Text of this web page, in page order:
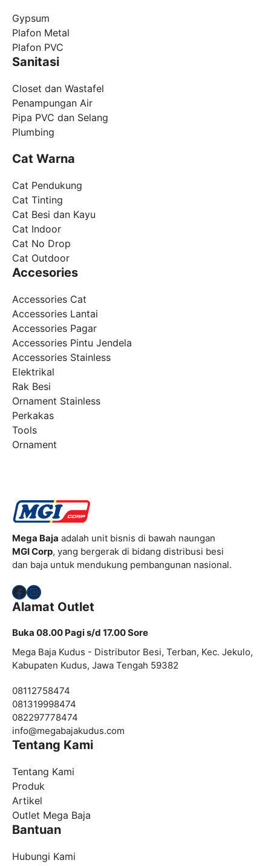
Gypsum
Plafon Metal
Plafon PVC
Sanitasi
Closet dan Wastafel
Penampungan Air
Pipa PVC dan Selang
Plumbing
Cat Warna
Cat Pendukung
Cat Tinting
Cat Besi dan Kayu
Cat Indoor
Cat No Drop
Cat Outdoor
Accesories
Accessories Cat
Accessories Lantai
Accessories Pagar
Accessories Pintu Jendela
Accessories Stainless
Elektrikal
Rak Besi
Ornament Stainless
Perkakas
Tools
Ornament
Mega Baja adalah unit bisnis di bawah naungan
MGI Corp, yang bergerak di bidang distribusi besi
dan baja untuk mendukung pembangunan nasional.
Facebook
Instagram
Alamat Outlet
Buka 08.00 Pagi s/d 17.00 Sore
Mega Baja Kudus - Distributor Besi, Terban, Kec. Jekulo,
Kabupaten Kudus, Jawa Tengah 59382
08112758474
081319998474
082297778474
info@megabajakudus.com
Tentang Kami
Tentang Kami
Produk
Artikel
Outlet Mega Baja
Bantuan
Hubungi Kami